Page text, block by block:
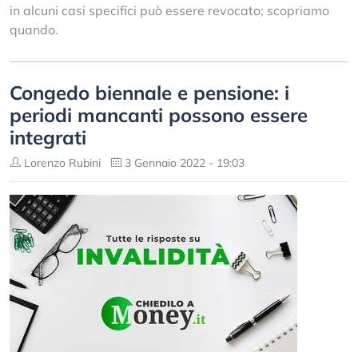
in alcuni casi specifici può essere revocato; scopriamo
quando.
Congedo biennale e pensione: i
periodi mancanti possono essere
integrati
Lorenzo Rubini 3 Gennaio 2022 - 19:03